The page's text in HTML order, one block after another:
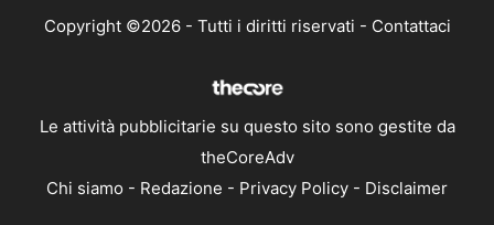
Copyright ©2026 - Tutti i diritti riservati - Contattaci
Le attività pubblicitarie su questo sito sono gestite da
theCoreAdv
Chi siamo - Redazione - Privacy Policy - Disclaimer